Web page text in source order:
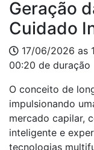
Geração
Cuidado
17/06/2026 as
00:20 de duração
O conceito de
impulsionando
mercado capilar,
inteligente e
tecnologias